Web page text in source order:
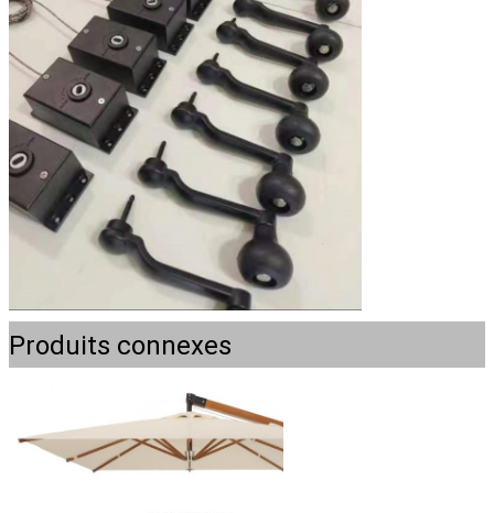
Produits connexes